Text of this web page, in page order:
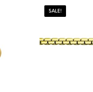
SALE!